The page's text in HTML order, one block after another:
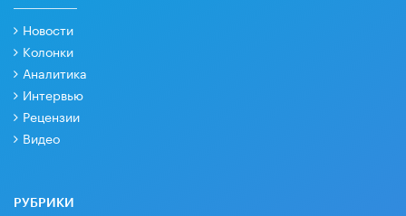
Новости
Колонки
Аналитика
Интервью
Рецензии
Видео
РУБРИКИ